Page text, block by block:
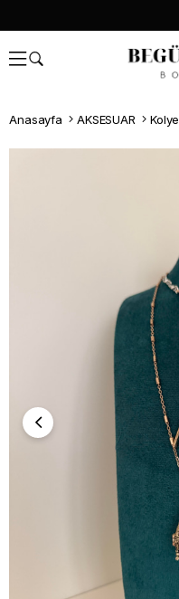
Anasayfa AKSESUAR Kolye